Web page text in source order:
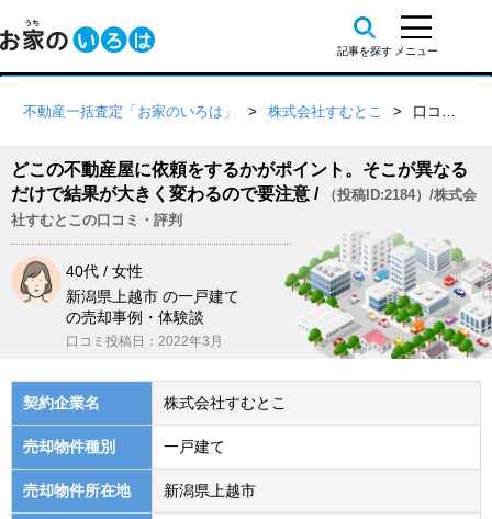
不動産一括査定「お家のいろは」 株式会社すむとこ 口コミ詳細
どこの不動産屋に依頼をするかがポイント。そこが異なる
だけで結果が大きく変わるので要注意 /
（投稿ID:2184）/株式会
社すむとこの口コミ・評判
40代 / 女性
新潟県上越市 の一戸建て
の売却事例・体験談
口コミ投稿日：2022年3月
契約企業名 株式会社すむとこ
売却物件種別 一戸建て
売却物件所在地 新潟県上越市